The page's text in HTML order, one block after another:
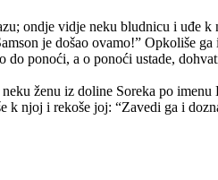
ondje vidje neku bludnicu i uđe k
je došao ovamo!” Opkoliše
do ponoći, a o ponoći ustade,
ženu iz doline Soreka po imenu
k njoj i rekoše joj: “Zavedi ga i